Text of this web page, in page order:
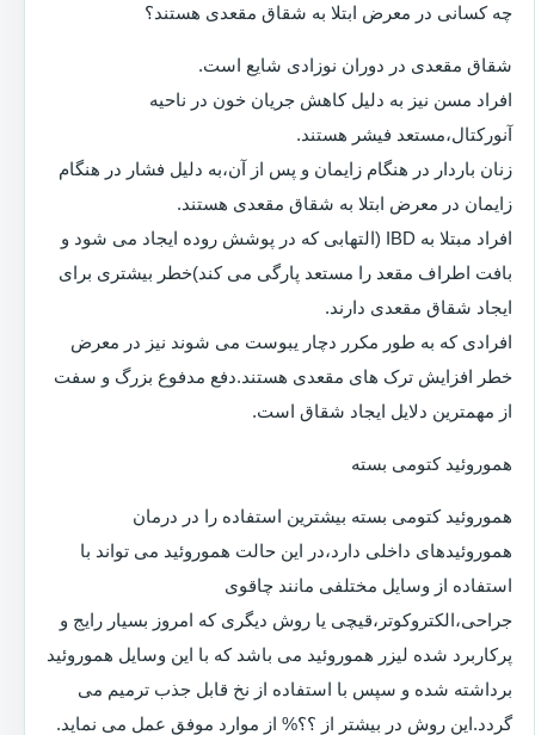
چه کسانی در معرض ابتلا به شقاق مقعدی هستند؟
شقاق مقعدی در دوران نوزادی شایع است.
افراد مسن نیز به دلیل کاهش جریان خون در ناحیه
آنورکتال،مستعد فیشر هستند.
زنان باردار در هنگام زایمان و پس از آن،به دلیل فشار در هنگام
زایمان در معرض ابتلا به شقاق مقعدی هستند.
افراد مبتلا به IBD (التهابی که در پوشش روده ایجاد می شود و
بافت اطراف مقعد را مستعد پارگی می کند)خطر بیشتری برای
ایجاد شقاق مقعدی دارند.
افرادی که به طور مکرر دچار یبوست می شوند نیز در معرض
خطر افزایش ترک های مقعدی هستند.دفع مدفوع بزرگ و سفت
از مهمترین دلایل ایجاد شقاق است.
هموروئید کتومی بسته
هموروئید کتومی بسته بیشترین استفاده را در درمان
هموروئیدهای داخلی دارد،در این حالت هموروئید می تواند با
استفاده از وسایل مختلفی مانند چاقوی
جراحی،الکتروکوتر،قیچی یا روش دیگری که امروز بسیار رایج و
پرکاربرد شده لیزر هموروئید می باشد که با این وسایل هموروئید
برداشته شده و سپس با استفاده از نخ قابل جذب ترمیم می
گردد.این روش در بیشتر از ؟؟% از موارد موفق عمل می نماید.